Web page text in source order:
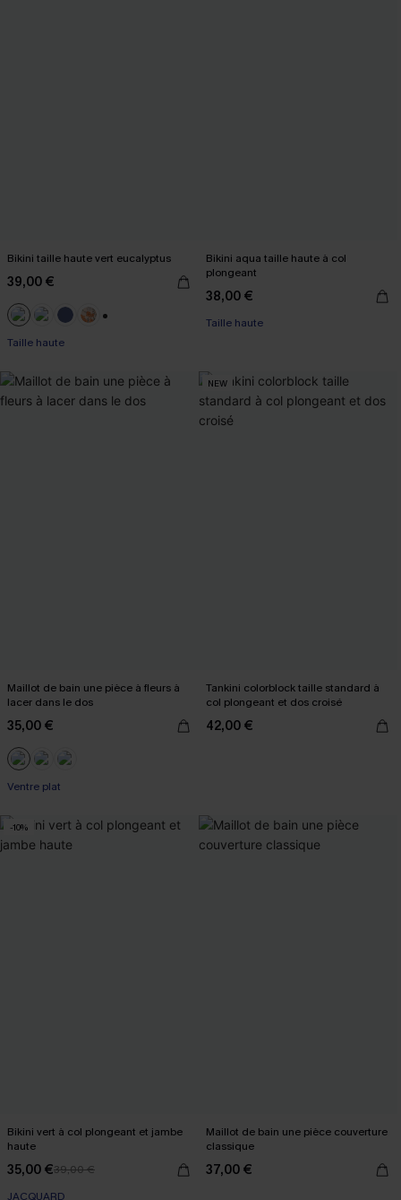
Bikini taille haute vert eucalyptus
39,00 €
Taille haute
Bikini aqua taille haute à col
plongeant
38,00 €
Taille haute
Maillot de bain une pièce à fleurs à
lacer dans le dos
35,00 €
Ventre plat
NEW
Tankini colorblock taille standard à
col plongeant et dos croisé
42,00 €
-10%
Bikini vert à col plongeant et jambe
haute
35,00 €39,00 €
JACQUARD
Maillot de bain une pièce couverture
classique
37,00 €